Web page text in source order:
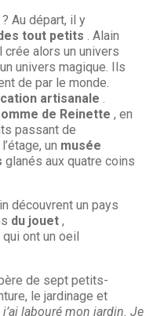
? Au départ, il y
tout petits . Alain
crée alors un univers
univers magique. Ils
de par le monde.
artisanale .
de Reinette , en
passant de
un musée
glanés aux quatre coins
découvrent un pays
du jouet ,
ont un oeil
de sept petits-
le jardinage et
labouré mon jardin. Je